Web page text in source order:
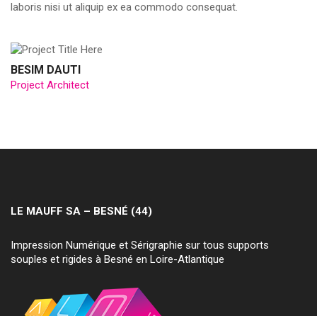
laboris nisi ut aliquip ex ea commodo consequat.
BESIM DAUTI
Project Architect
LE MAUFF SA – BESNÉ (44)
Impression Numérique et Sérigraphie sur tous supports
souples et rigides à Besné en Loire-Atlantique